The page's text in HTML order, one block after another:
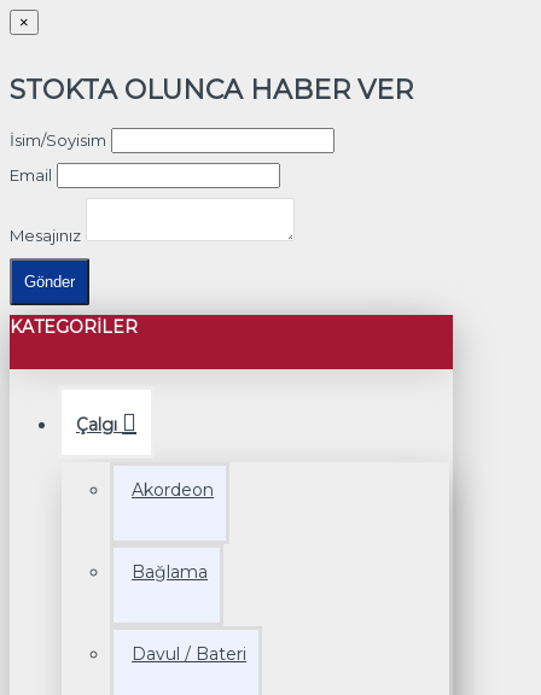
×
STOKTA OLUNCA HABER VER
İsim/Soyisim
Email
Mesajınız
Gönder
KATEGORILER
Çalgı
Akordeon
Bağlama
Davul / Bateri